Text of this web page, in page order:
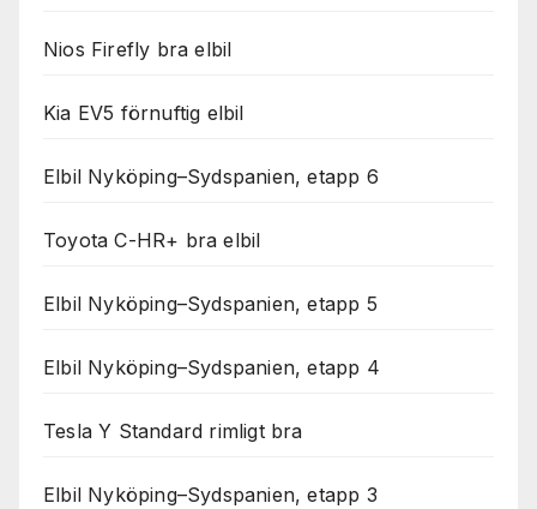
Nios Firefly bra elbil
Kia EV5 förnuftig elbil
Elbil Nyköping–Sydspanien, etapp 6
Toyota C-HR+ bra elbil
Elbil Nyköping–Sydspanien, etapp 5
Elbil Nyköping–Sydspanien, etapp 4
Tesla Y Standard rimligt bra
Elbil Nyköping–Sydspanien, etapp 3